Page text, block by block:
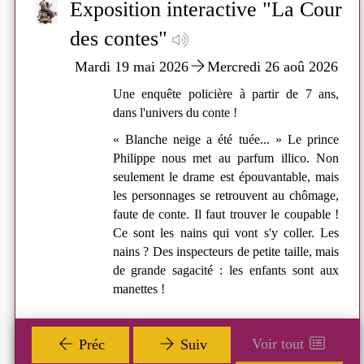
qu'il existe un Point-
Médard ?
prêt de livres de proximité existe au
sur la Commune déléguée de
Il dispose de livres renouvelés
Vous pouvez aussi y demander des
que les bénévoles essaieront de
la Médiathèque Départementale
Exposition
Une enquête policière à
au parfum illico. Non
mais les personnages se
DVD Adulte. grand public
On dirait la planète mars
DVD FICTION
LAFLEUR STEPHANE
Paris - 2023 )
Plus d'infos
new
!
Exposition interactive "La Cour
des contes"
Mardi 19 mai 2026 Mercredi 26 aoû 2026
Une enquête policière à partir de 7 ans,
dans l'univers du conte !
« Blanche neige a été tuée... » Le prince
Philippe nous met au parfum illico. Non
seulement le drame est épouvantable, mais
les personnages se retrouvent au chômage,
faute de conte. Il faut trouver le coupable !
Ce sont les nains qui vont s'y coller. Les
nains ? Des inspecteurs de petite taille, mais
de grande sagacité : les enfants sont aux
manettes !
Préc Suiv Voir tout